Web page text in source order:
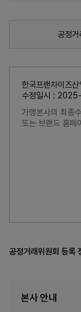
공정
한국프랜차이즈
수정일시 :
가맹본사의 최종
또는 브랜드 홈페
공정거래위원회 등록
본사 안내